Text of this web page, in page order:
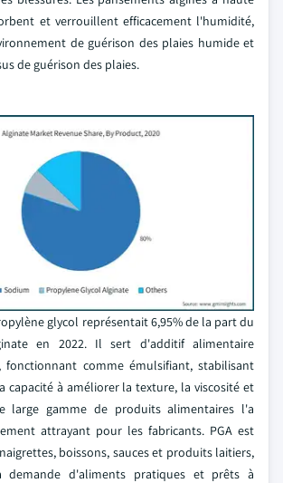
et verrouillent efficacement l'humidité,
de guérison des plaies humide et
de guérison des plaies.
glycol représentait 6,95% de la part du
en 2022. Il sert d'additif alimentaire
fonctionnant comme émulsifiant, stabilisant
capacité à améliorer la texture, la viscosité et
large gamme de produits alimentaires l'a
attrayant pour les fabricants. PGA est
boissons, sauces et produits laitiers,
demande d'aliments pratiques et prêts à